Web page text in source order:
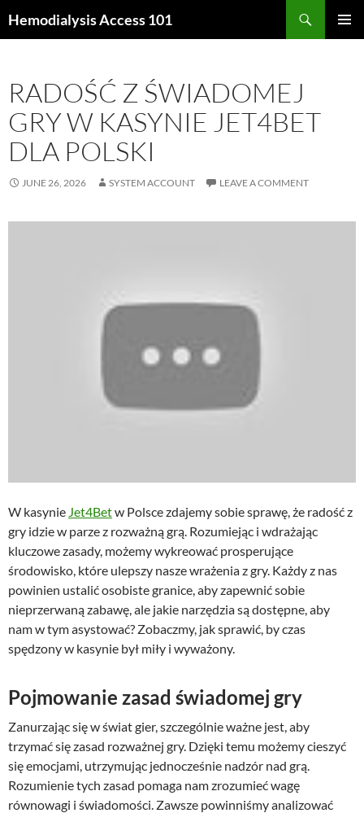
toHemodialysis Access 101
RADOŚĆ Z ŚWIADOMEJ
GRY W KASYNIE JET4BET
DLA POLSKI
JUNE 26, 2026 SYSTEM ACCOUNT LEAVE A COMMENT
W kasynie Jet4Betw Polsce zdajemy sobie sprawę, że radość z
gry idzie w parze z rozważną grą. Rozumiejąc i wdrażając
kluczowe zasady, możemy wykreować prosperujące
środowisko, które ulepszy nasze wrażenia z gry. Każdy z nas
powinien ustalić osobiste granice, aby zapewnić sobie
nieprzerwaną zabawę, ale jakie narzędzia są dostępne, aby
nam w tym asystować? Zobaczmy, jak sprawić, by czas
spędzony w kasynie był miły i wyważony.
Pojmowanie zasad świadomej gry
Zanurzając się w świat gier, szczególnie ważne jest, aby
trzymać się zasad rozważnej gry. Dzięki temu możemy cieszyć
się emocjami, utrzymując jednocześnie nadzór nad grą.
Rozumienie tych zasad pomaga nam zrozumieć wagę
równowagi i świadomości. Zawsze powinniśmy analizować